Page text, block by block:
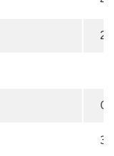
2.6
31